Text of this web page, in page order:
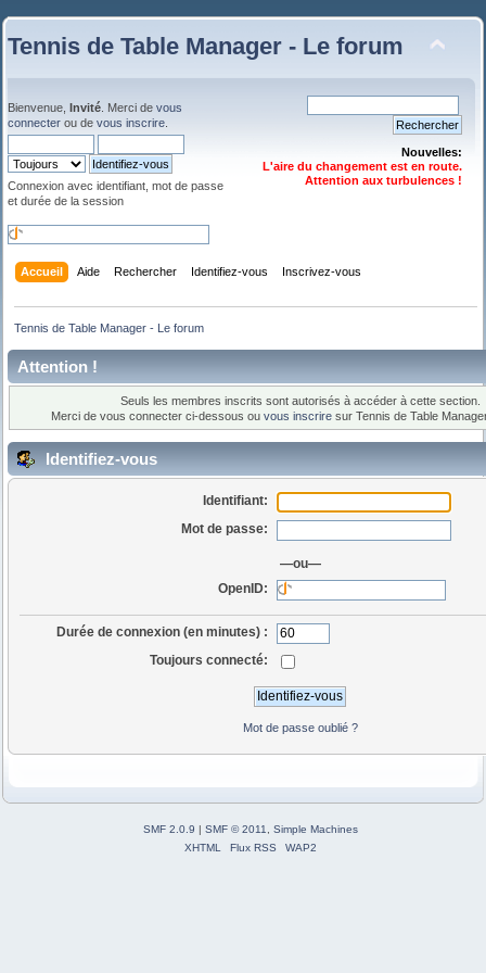
Tennis de Table Manager - Le forum
Bienvenue, Invité. Merci de vous
connecterou de vous inscrire.
Connexion avec identifiant, mot de passe
et durée de la session
Nouvelles:
L'aire du changement est en route.
Attention aux turbulences !
Accueil Aide Rechercher Identifiez-vous Inscrivez-vous
Tennis de Table Manager - Le forum
Attention !
Seuls les membres inscrits sont autorisés à accéder à cette section.
Merci de vous connecter ci-dessous ouvous inscrire sur Tennis de Table
Identifiez-vous
Identifiant:
Mot de passe:
—ou—
OpenID:
Durée de connexion (en minutes) :
Toujours connecté:
Mot de passe oublié ?
SMF 2.0.9 |SMF © 2011 ,Simple Machines
XHTML
Flux RSS WAP2